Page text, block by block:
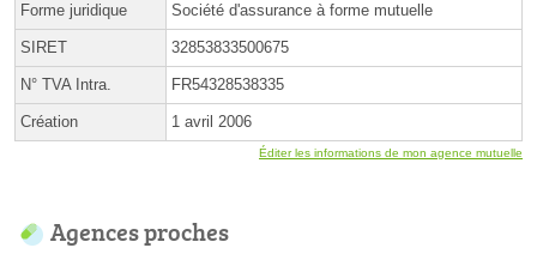
Forme juridique Société d'assurance à forme mutuelle
SIRET 32853833500675
N° TVA Intra. FR54328538335
Création 1 avril 2006
Éditer les informations de mon agence mutuelle
Agences proches